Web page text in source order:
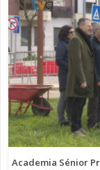
Academia Sénior